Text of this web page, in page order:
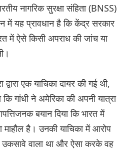
नागरिक सुरक्षा संहिता (BNSS)
में यह प्रावधान है कि केंद्र सरकार
में ऐसे किसी अपराध की जांच या
एक याचिका दायर की गई थी,
कि गांधी ने अमेरिका की अपनी यात्रा
बयान दिया कि भारत में
माहौल है। उनकी याचिका में आरोप
उकसावे वाला था और ऐसा करके वह